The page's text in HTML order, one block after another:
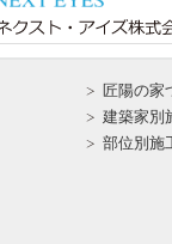
匠陽の家
建築家別
部位別施